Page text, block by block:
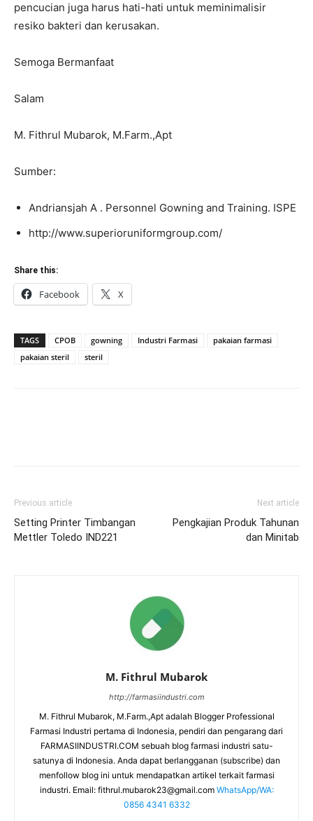
pencucian juga harus hati-hati untuk meminimalisir
resiko bakteri dan kerusakan.
Semoga Bermanfaat
Salam
M. Fithrul Mubarok, M.Farm.,Apt
Sumber:
Andriansjah A . Personnel Gowning and Training. ISPE
http://www.superioruniformgroup.com/
Share this:
Facebook X
TAGS CPOB gowning Industri Farmasi
pakaian farmasi
pakaian steril
steril
Previous article
Setting Printer Timbangan
Mettler Toledo IND221
Next article
Pengkajian Produk Tahunan
dan Minitab
M. Fithrul Mubarok
http://farmasiindustri.com
M. Fithrul Mubarok, M.Farm.,Apt adalah Blogger Professional
Farmasi Industri pertama di Indonesia, pendiri dan pengarang dari
FARMASIINDUSTRI.COM sebuah blog farmasi industri satu-
satunya di Indonesia. Anda dapat berlangganan (subscribe) dan
menfollow blog ini untuk mendapatkan artikel terkait farmasi
industri. Email: fithrul.mubarok23@gmail.com WhatsApp/WA:
0856 4341 6332